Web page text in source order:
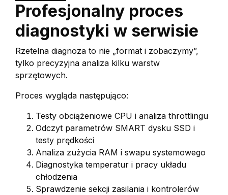
Profesjonalny proces
diagnostyki w serwisie
Rzetelna diagnoza to nie „format i zobaczymy”,
tylko precyzyjna analiza kilku warstw
sprzętowych.
Proces wygląda następująco:
Testy obciążeniowe CPU i analiza throttlingu
Odczyt parametrów SMART dysku SSD i
testy prędkości
Analiza zużycia RAM i swapu systemowego
Diagnostyka temperatur i pracy układu
chłodzenia
Sprawdzenie sekcji zasilania i kontrolerów